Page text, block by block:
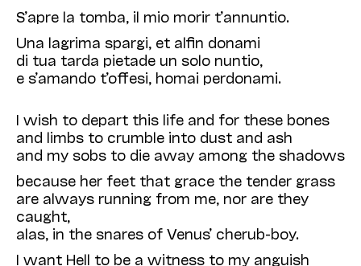
S’apre la tomba, il mio morir t’annuntio.
Una lagrima spargi, et alfin donami
di tua tarda pietade un solo nuntio,
e s’amando t’offesi, homai perdonami.
I wish to depart this life and for these bones
and limbs to crumble into dust and ash
and my sobs to die away among the shadows
because her feet that grace the tender grass
are always running from me, nor are they
caught,
alas, in the snares of Venus’ cherub-boy.
I want Hell to be a witness to my anguish